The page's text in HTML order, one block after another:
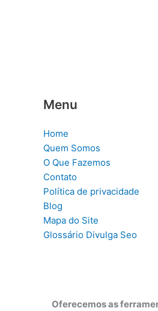
Menu
Home
Quem Somos
O Que Fazemos
Contato
Política de privacidade
Blog
Mapa do Site
Glossário Divulga Seo
Oferecemos as